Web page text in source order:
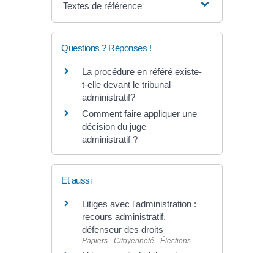
Textes de référence
Questions ? Réponses !
La procédure en référé existe-
t-elle devant le tribunal
administratif?
Comment faire appliquer une
décision du juge
administratif ?
Et aussi
Litiges avec l'administration :
recours administratif,
défenseur des droits
Papiers - Citoyenneté - Élections